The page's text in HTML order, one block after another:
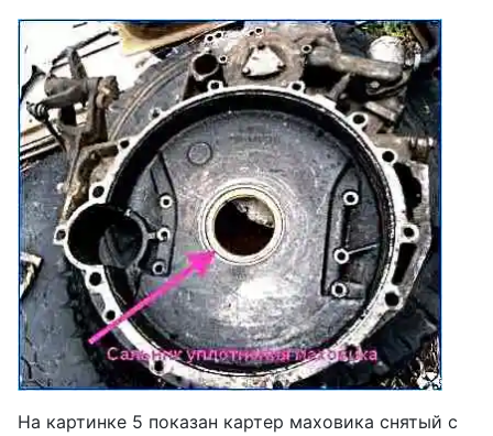
На картинке 5 показан картер маховика снятый с